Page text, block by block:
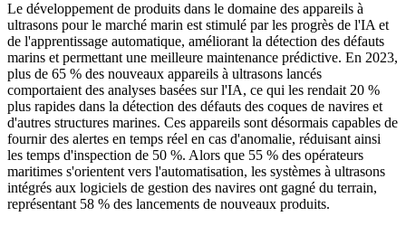
Le développement de produits dans le domaine des appareils à
ultrasons pour le marché marin est stimulé par les progrès de l'IA et
de l'apprentissage automatique, améliorant la détection des défauts
marins et permettant une meilleure maintenance prédictive. En 2023,
plus de 65 % des nouveaux appareils à ultrasons lancés
comportaient des analyses basées sur l'IA, ce qui les rendait 20 %
plus rapides dans la détection des défauts des coques de navires et
d'autres structures marines. Ces appareils sont désormais capables de
fournir des alertes en temps réel en cas d'anomalie, réduisant ainsi
les temps d'inspection de 50 %. Alors que 55 % des opérateurs
maritimes s'orientent vers l'automatisation, les systèmes à ultrasons
intégrés aux logiciels de gestion des navires ont gagné du terrain,
représentant 58 % des lancements de nouveaux produits.